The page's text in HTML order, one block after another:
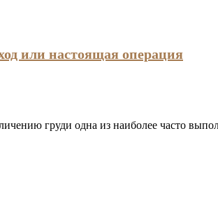
или настоящая операция
груди одна из наиболее часто